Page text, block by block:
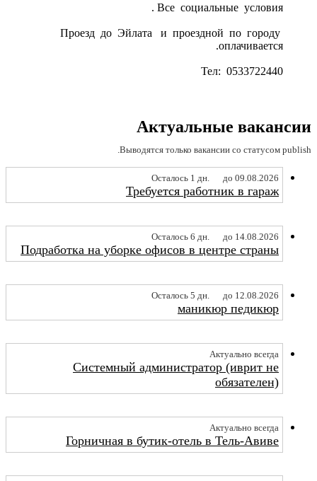
Все социальные условия .
Проезд до Эйлата и проездной по городу
оплачивается.
Тел: 0533722440
Актуальные вакансии
Выводятся только вакансии со статусом publish.
Осталось 1 дн. до 09.08.2026
Требуется работник в гараж
Осталось 6 дн. до 14.08.2026
Подработка на уборке офисов в центре страны
Осталось 5 дн. до 12.08.2026
маникюр педикюр
Актуально всегда
Системный администратор (иврит не
обязателен)
Актуально всегда
Горничная в бутик-отель в Тель-Авиве